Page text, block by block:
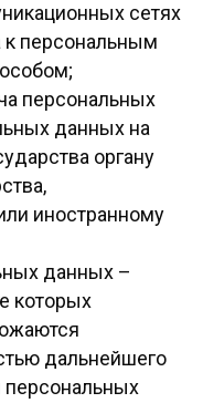
сетях
к персональным
персональных
данных на
органу
иностранному
данных –
которых
дальнейшего
персональных